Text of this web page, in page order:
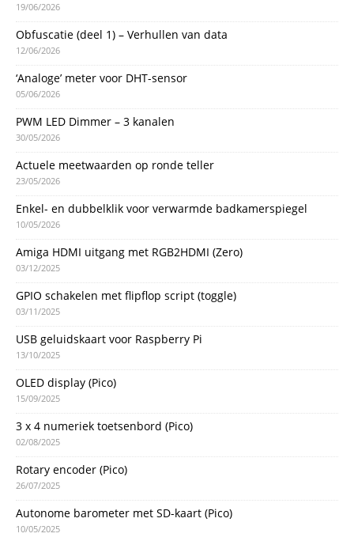
19/06/2026
Obfuscatie (deel 1) – Verhullen van data
12/06/2026
‘Analoge’ meter voor DHT-sensor
05/06/2026
PWM LED Dimmer – 3 kanalen
30/05/2026
Actuele meetwaarden op ronde teller
23/05/2026
Enkel- en dubbelklik voor verwarmde badkamerspiegel
10/05/2026
Amiga HDMI uitgang met RGB2HDMI (Zero)
03/12/2025
GPIO schakelen met flipflop script (toggle)
03/11/2025
USB geluidskaart voor Raspberry Pi
13/10/2025
OLED display (Pico)
15/09/2025
3 x 4 numeriek toetsenbord (Pico)
02/08/2025
Rotary encoder (Pico)
26/07/2025
Autonome barometer met SD-kaart (Pico)
10/05/2025